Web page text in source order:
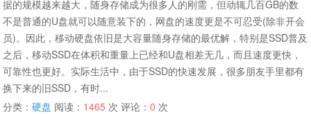
据的规模越来越大，随身存储成为很多人的刚需，但动辄几百GB的数
不是普通的U盘就可以随意装下的，网盘的速度更是不可忍受(除非开会
员)。因此，移动硬盘依旧是大容量随身存储的最优解，特别是SSD普及
之后，移动SSD在体积和重量上已经和U盘相差无几，而且速度更快，
可靠性也更好。实际生活中，由于SSD的快速发展，很多朋友手里都有
换下来的旧SSD，有时...
分类：硬盘 阅读： 1465 次 评论：0 次